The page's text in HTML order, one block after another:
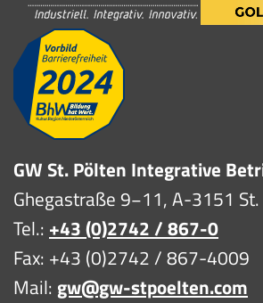
GW St. Pölten Integrative
Ghegastraße 9−11, A-3151
Tel.: +43 (0)2742 / 867-0
Fax: +43 (0)2742 / 867-4009
Mail: gw@gw-stpoelten.com